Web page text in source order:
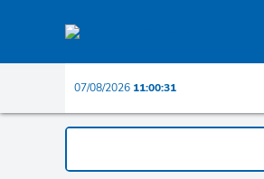
07/08/2026 11:00:31